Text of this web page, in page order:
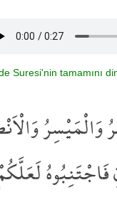
Suresi'nin tamamını
وَالْمَيْسِرُ